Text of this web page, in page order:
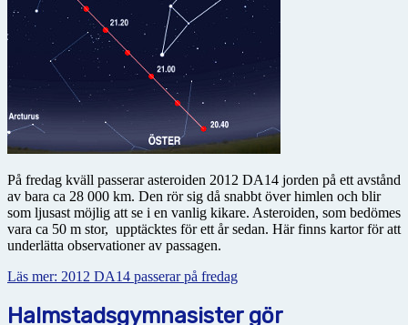
På fredag kväll passerar asteroiden 2012 DA14 jorden på ett avstånd
av bara ca 28 000 km. Den rör sig då snabbt över himlen och blir
som ljusast möjlig att se i en vanlig kikare. Asteroiden, som bedömes
vara ca 50 m stor, upptäcktes för ett år sedan. Här finns kartor för att
underlätta observationer av passagen.
Läs mer: 2012 DA14 passerar på fredag
Halmstadsgymnasister gör